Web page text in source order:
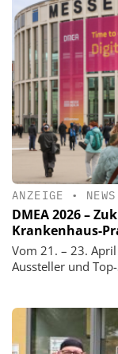
ANZEIGE • NEWS
DMEA 2026 –
Krankenhaus-
Vom 21. – 23.
Aussteller und